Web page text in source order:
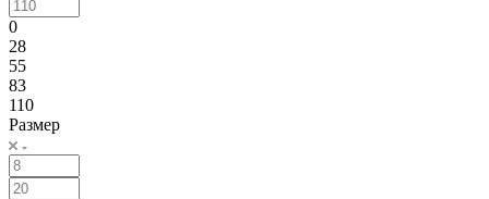
0
28
55
83
110
Размер